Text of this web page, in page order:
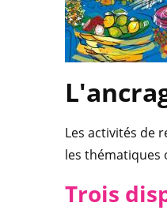
Les activités de
les thématiques
Trois